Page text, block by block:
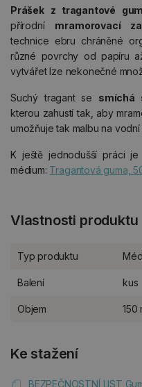
Prášek z tragantové
přírodní mramorovací
technice ebru chráněné
různé povrchy od papíru
vytvářet lze nekonečné
Suchý tragant se smíchá
kterou zahustí tak, aby
umožňuje tak malbu na vodní
K ještě jednodušší práci
médium: Tragantová guma,
Vlastnosti produktu
Typ produktu
Balení kus
Objem 150
Ke stažení
BEZPEČNOSTNÍ LIST